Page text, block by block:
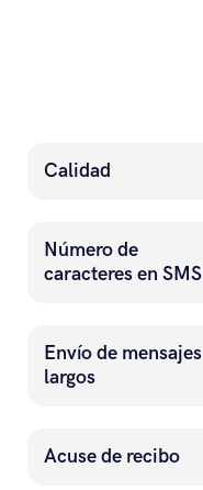
Calidad
Número de
caracteres en SMS
Envío de mensajes
largos
Acuse de recibo